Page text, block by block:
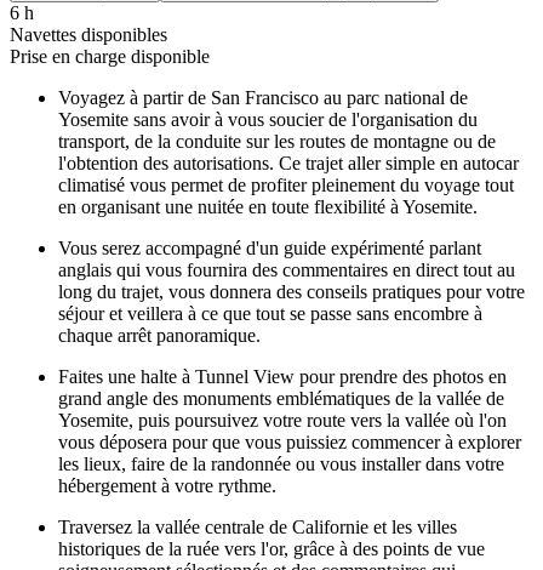
6 h
Navettes disponibles
Prise en charge disponible
Voyagez à partir de San Francisco au parc national de
Yosemite sans avoir à vous soucier de l'organisation du
transport, de la conduite sur les routes de montagne ou de
l'obtention des autorisations. Ce trajet aller simple en autocar
climatisé vous permet de profiter pleinement du voyage tout
en organisant une nuitée en toute flexibilité à Yosemite.
Vous serez accompagné d'un guide expérimenté parlant
anglais qui vous fournira des commentaires en direct tout au
long du trajet, vous donnera des conseils pratiques pour votre
séjour et veillera à ce que tout se passe sans encombre à
chaque arrêt panoramique.
Faites une halte à Tunnel View pour prendre des photos en
grand angle des monuments emblématiques de la vallée de
Yosemite, puis poursuivez votre route vers la vallée où l'on
vous déposera pour que vous puissiez commencer à explorer
les lieux, faire de la randonnée ou vous installer dans votre
hébergement à votre rythme.
Traversez la vallée centrale de Californie et les villes
historiques de la ruée vers l'or, grâce à des points de vue